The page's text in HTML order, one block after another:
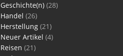
Geschichte(n)(28)
Handel (26)
Herstellung(21)
Neuer Artikel (4)
Reisen (21)